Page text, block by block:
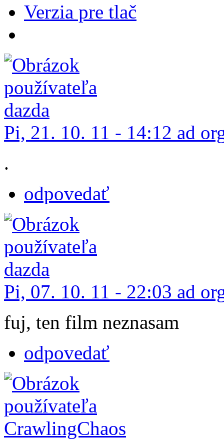
Verzia pre tlač
Pi, 21. 10. 11 - 14:12 ad
.
odpovedať
Pi, 07. 10. 11 - 22:03 ad
fuj, ten film neznasam
odpovedať